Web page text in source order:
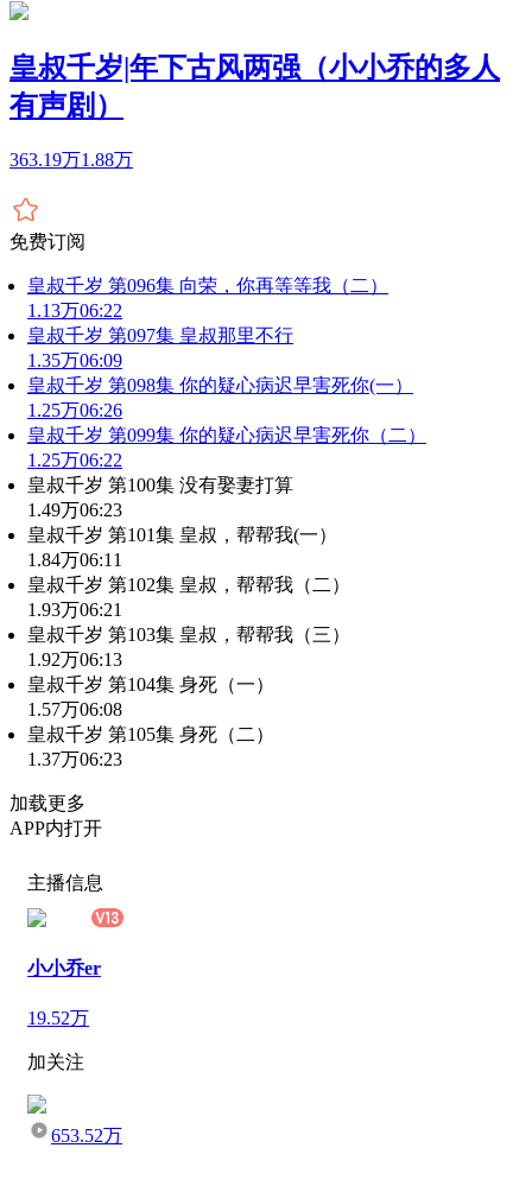
皇叔千岁|年下古风两强（小小乔的多人
有声剧）
363.19万1.88万
免费订阅
皇叔千岁 第096集 向荣，你再等等我（二）
1.13万06:22
皇叔千岁 第097集 皇叔那里不行
1.35万06:09
皇叔千岁 第098集 你的疑心病迟早害死你(一）
1.25万06:26
皇叔千岁 第099集 你的疑心病迟早害死你（二）
1.25万06:22
皇叔千岁 第100集 没有娶妻打算
1.49万06:23
皇叔千岁 第101集 皇叔，帮帮我(一）
1.84万06:11
皇叔千岁 第102集 皇叔，帮帮我（二）
1.93万06:21
皇叔千岁 第103集 皇叔，帮帮我（三）
1.92万06:13
皇叔千岁 第104集 身死（一）
1.57万06:08
皇叔千岁 第105集 身死（二）
1.37万06:23
加载更多
APP内打开
主播信息
小小乔er
19.52万
加关注
653.52万